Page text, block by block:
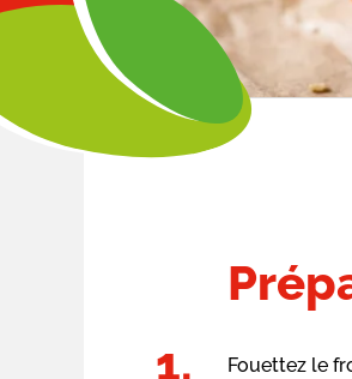
Fouettez le